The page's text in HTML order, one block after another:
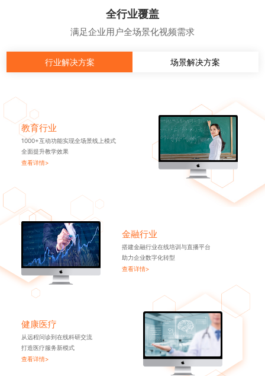
全行业覆盖
满足企业用户全场景化视频需求
行业解决方案 场景解决方案
教育行业
1000+互动功能实现全场景线上模式
全面提升教学效果
查看详情>
金融行业
搭建金融行业在线培训与直播平台
助力企业数字化转型
查看详情>
健康医疗
从远程问诊到在线科研交流
打造医疗服务新模式
查看详情>